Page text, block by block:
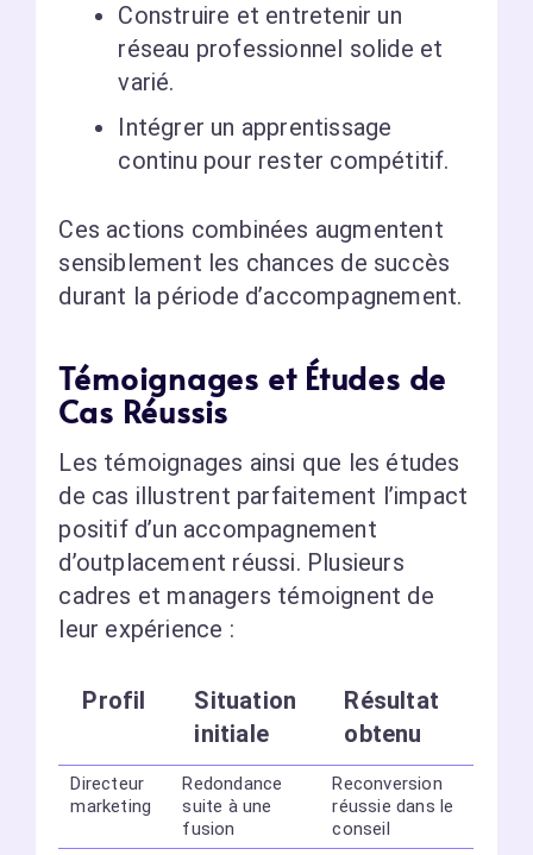
Construire et entretenir un
réseau professionnel solide et
varié.
Intégrer un apprentissage
continu pour rester compétitif.
Ces actions combinées augmentent
sensiblement les chances de succès
durant la période d’accompagnement.
Témoignages et Études de
Cas Réussis
Les témoignages ainsi que les études
de cas illustrent parfaitement l’impact
positif d’un accompagnement
d’outplacement réussi. Plusieurs
cadres et managers témoignent de
leur expérience :
Profil
Situation
initiale
Résultat
obtenu
Directeur
marketing
Redondance
suite à une
fusion
Reconversion
réussie dans le
conseil